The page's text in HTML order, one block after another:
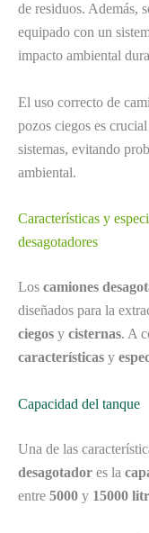
de residuos. Además,
equipado con un
impacto ambiental
El uso correcto de
pozos ciegos es
sistemas, evitando
ambiental.
Características y
desagotadores
Los camiones
diseñados para la
ciegos y cisternas. A
características y
Capacidad del tanque
Una de las
desagotador es la
entre 5000 y 15000